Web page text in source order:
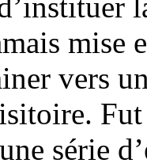
mise
vers
série